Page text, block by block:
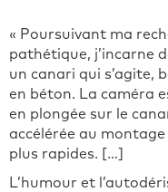
« Poursuivant ma
pathétique, j’incarne
un canari qui s’agite,
en béton. La caméra
en plongée sur le
accélérée au
plus rapides. […]
L’humour et